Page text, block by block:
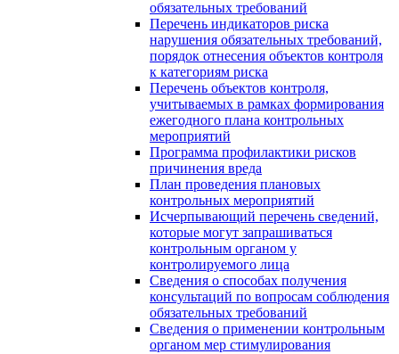
обязательных требований
Перечень индикаторов риска
нарушения обязательных требований,
порядок отнесения объектов контроля
к категориям риска
Перечень объектов контроля,
учитываемых в рамках формирования
ежегодного плана контрольных
мероприятий
Программа профилактики рисков
причинения вреда
План проведения плановых
контрольных мероприятий
Исчерпывающий перечень сведений,
которые могут запрашиваться
контрольным органом у
контролируемого лица
Сведения о способах получения
консультаций по вопросам соблюдения
обязательных требований
Сведения о применении контрольным
органом мер стимулирования